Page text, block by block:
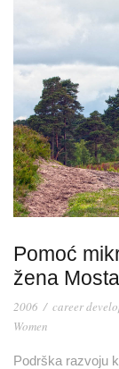
Pomoć
žena
2006 / career
Women
Podrška razvoju